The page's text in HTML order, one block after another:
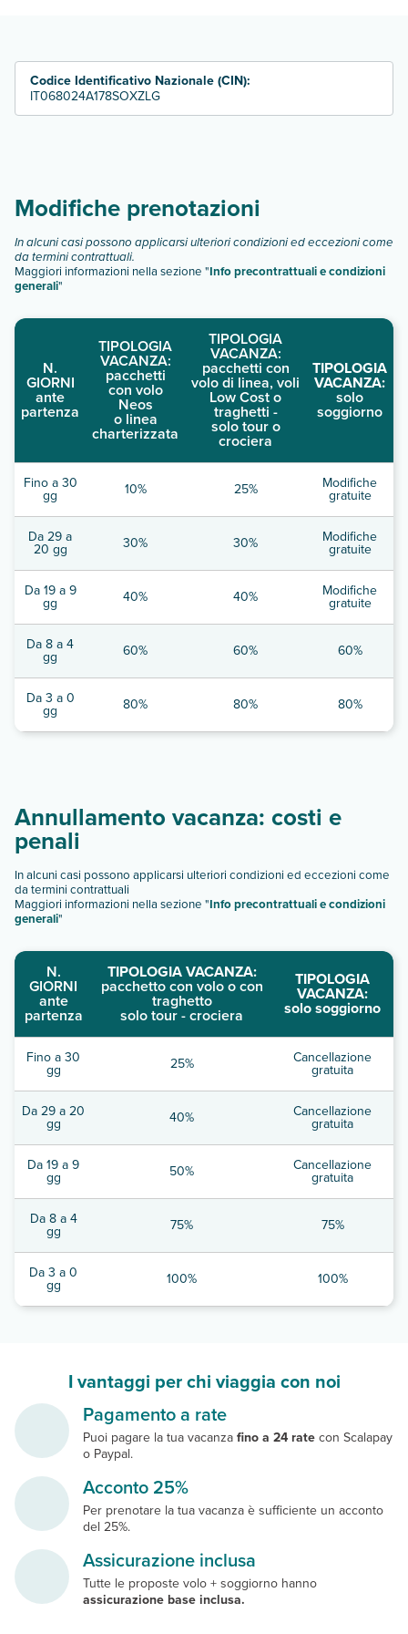
monolocale tipo a 2 persone
monolocale tipo a 3 persone
monolocale tipo a 4 persone
doppia standard
Scopri tutti i dettagli nel paragrafo dedicato "
descrizione ".
Codice Identificativo Nazionale (CIN):
IT068024A178SOXZLG
Modifiche prenotazioni
In alcuni casi possono applicarsi ulteriori condizioni ed eccezioni come
da termini contrattuali.
Maggiori informazioni nella sezione "Info precontrattuali e condizioni
generali"
N.
GIORNI
ante
partenza
TIPOLOGIA
VACANZA:
pacchetti
con volo
Neos
o linea
charterizzata
TIPOLOGIA
VACANZA:
pacchetti con
volo di linea, voli
Low Cost o
traghetti -
solo tour o
crociera
TIPOLOGIA
VACANZA:
solo
soggiorno
Fino a 30
gg 10% 25% Modifiche
gratuite
Da 29 a
20 gg 30% 30% Modifiche
gratuite
Da 19 a 9
gg 40% 40% Modifiche
gratuite
Da 8 a 4
gg 60% 60% 60%
Da 3 a 0
gg 80% 80% 80%
Annullamento vacanza: costi e
penali
In alcuni casi possono applicarsi ulteriori condizioni ed eccezioni come
da termini contrattuali
Maggiori informazioni nella sezione "Info precontrattuali e condizioni
generali"
N.
GIORNI
ante
partenza
TIPOLOGIA VACANZA:
pacchetto con volo o con
traghetto
solo tour - crociera
TIPOLOGIA
VACANZA:
solo soggiorno
Fino a 30
gg 25% Cancellazione
gratuita
Da 29 a 20
gg 40% Cancellazione
gratuita
Da 19 a 9
gg 50% Cancellazione
gratuita
Da 8 a 4
gg 75% 75%
Da 3 a 0
gg 100% 100%
I vantaggi per chi viaggia con noi
Pagamento a rate
Puoi pagare la tua vacanzafino a 24 ratecon Scalapay
o Paypal.
Acconto 25%
Per prenotare la tua vacanza è sufficiente un acconto
del 25%.
Assicurazione inclusa
Tutte le proposte volo + soggiorno hanno
assicurazione base inclusa.